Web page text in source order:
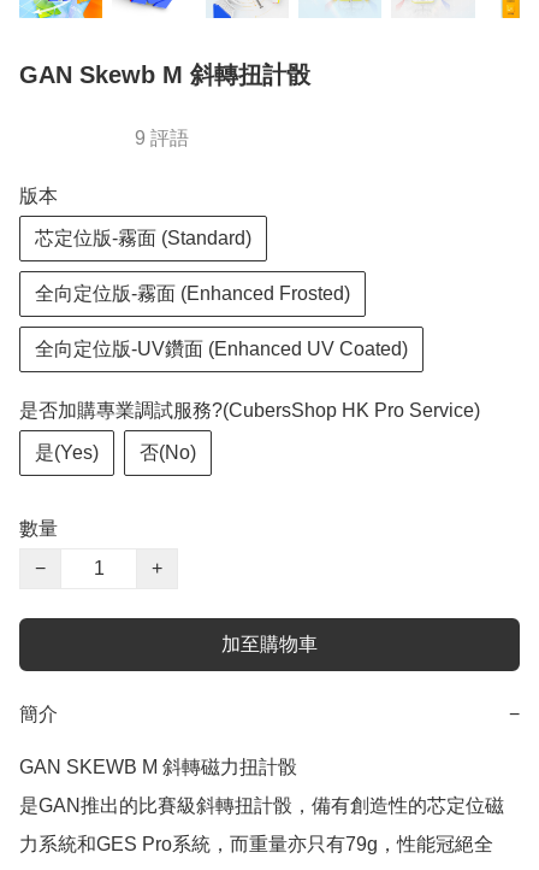
GAN Skewb M 斜轉扭計骰
9 評語
版本
芯定位版-霧面 (Standard)
全向定位版-霧面 (Enhanced Frosted)
全向定位版-UV鑽面 (Enhanced UV Coated)
是否加購專業調試服務?(CubersShop HK Pro Service)
是(Yes) 否(No)
數量
−
+
加至購物車
簡介 −
GAN SKEWB M 斜轉磁力扭計骰
是GAN推出的比賽級斜轉扭計骰，備有創造性的芯定位磁
力系統和GES Pro系統，而重量亦只有79g，性能冠絕全